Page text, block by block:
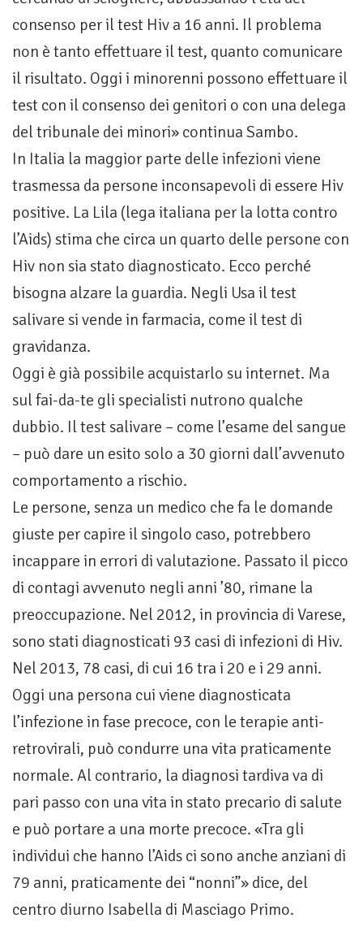
consenso per il test Hiv a 16 anni. Il problema
non è tanto effettuare il test, quanto comunicare
il risultato. Oggi i minorenni possono effettuare il
test con il consenso dei genitori o con una delega
del tribunale dei minori» continua Sambo.
In Italia la maggior parte delle infezioni viene
trasmessa da persone inconsapevoli di essere Hiv
positive. La Lila (lega italiana per la lotta contro
l’Aids) stima che circa un quarto delle persone con
Hiv non sia stato diagnosticato. Ecco perché
bisogna alzare la guardia. Negli Usa il test
salivare si vende in farmacia, come il test di
gravidanza.
Oggi è già possibile acquistarlo su internet. Ma
sul fai-da-te gli specialisti nutrono qualche
dubbio. Il test salivare – come l’esame del sangue
– può dare un esito solo a 30 giorni dall’avvenuto
comportamento a rischio.
Le persone, senza un medico che fa le domande
giuste per capire il singolo caso, potrebbero
incappare in errori di valutazione. Passato il picco
di contagi avvenuto negli anni ’80, rimane la
preoccupazione. Nel 2012, in provincia di Varese,
sono stati diagnosticati 93 casi di infezioni di Hiv.
Nel 2013, 78 casi, di cui 16 tra i 20 e i 29 anni.
Oggi una persona cui viene diagnosticata
l’infezione in fase precoce, con le terapie anti-
retrovirali, può condurre una vita praticamente
normale. Al contrario, la diagnosi tardiva va di
pari passo con una vita in stato precario di salute
e può portare a una morte precoce. «Tra gli
individui che hanno l’Aids ci sono anche anziani di
79 anni, praticamente dei “nonni”» dice, del
centro diurno Isabella di Masciago Primo.